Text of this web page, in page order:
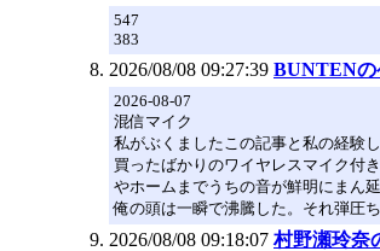
547
383
2026/08/08 09:27:39 BUNTENの
2026-08-07
混信マイク
私がぶくましたこの記事と私の経験
買ったばかりのワイヤレスマイク付
やホームまでうちの音が鮮明にまん
俺の頭は一瞬で沸騰した。それ弾圧
2026/08/08 09:18:07 村野瀬玲奈